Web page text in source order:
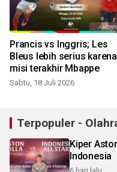
Prancis vs Inggris; Les
Bleus lebih serius karena
misi terakhir Mbappe
Sabtu, 18 Juli 2026
Terpopuler -
Kiper
Indonesia